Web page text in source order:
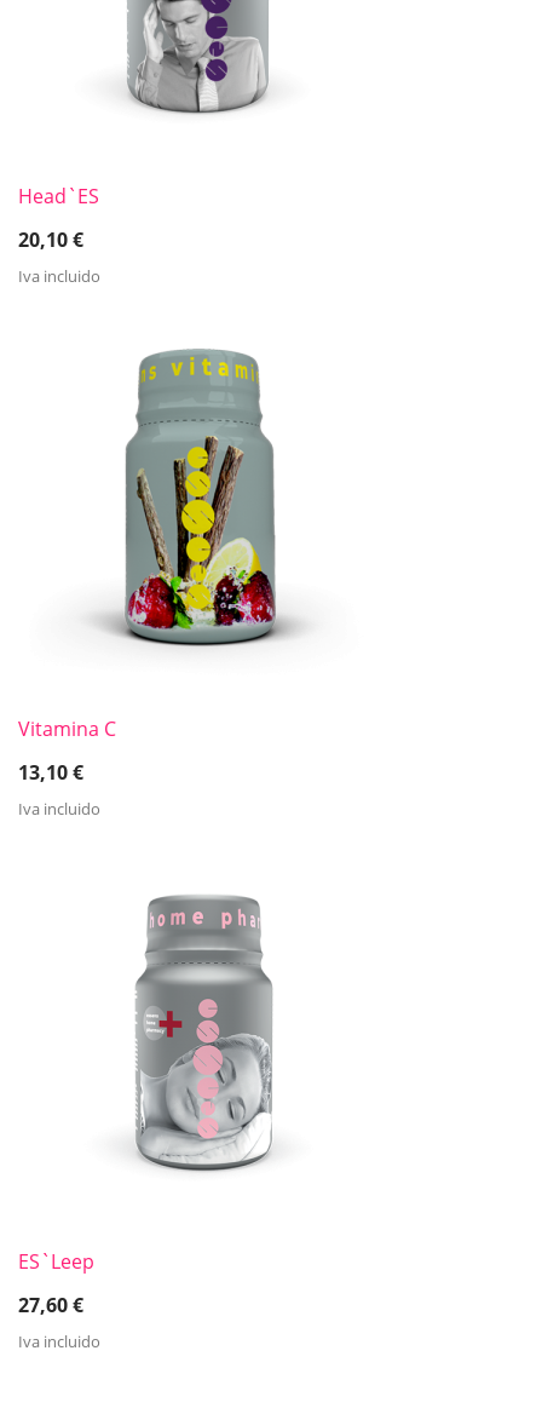
Head`ES
20,10€
Iva incluido
Vitamina C
13,10€
Iva incluido
ES`Leep
27,60€
Iva incluido